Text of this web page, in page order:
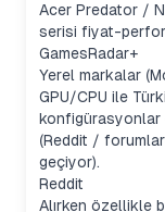
Acer Predator /
serisi fiyat-
GamesRadar+
Yerel markalar
GPU/CPU ile
konfigürasyonlar
(Reddit /
geçiyor).
Reddit
Alırken özellikle